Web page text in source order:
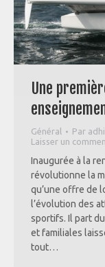
Une
Général Par
Laisser un
Inaugurée à la
révolutionne la
qu’une offre de
l’évolution des
sportifs. Il part
et familiales
tout…